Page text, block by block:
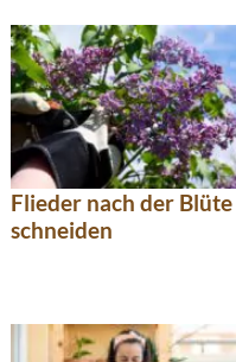
Flieder nach der Blüte
schneiden